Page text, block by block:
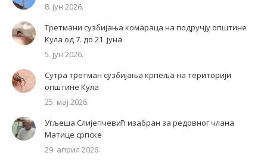
8. јун 2026.
Третмани сузбијања комараца на подручју општине
Кула од 7. до 21. јуна
5. јун 2026.
Сутра третман сузбијања крпеља на територији
општине Кула
25. мај 2026.
Угљеша Слијепчевић изабран за редовног члана
Матице српске
29. април 2026.